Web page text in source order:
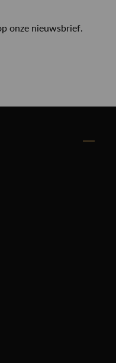
onze nieuwsbrief.